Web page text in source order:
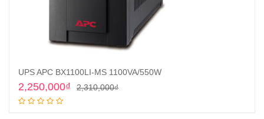
UPS APC BX1100LI-MS 1100VA/550W
2,310,000₫Original
2,250,000₫
Current